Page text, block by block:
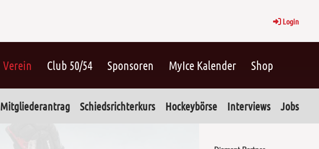
Login
Verein Club 50/54 Sponsoren MyIce Kalender Shop
Mitgliederantrag Schiedsrichterkurs Hockeybörse Interviews Jobs